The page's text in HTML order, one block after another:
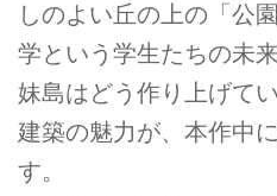
しのよい丘の上の「公
学という学生たちの未
妹島はどう作り上げて
建築の魅力が、本作中
す。